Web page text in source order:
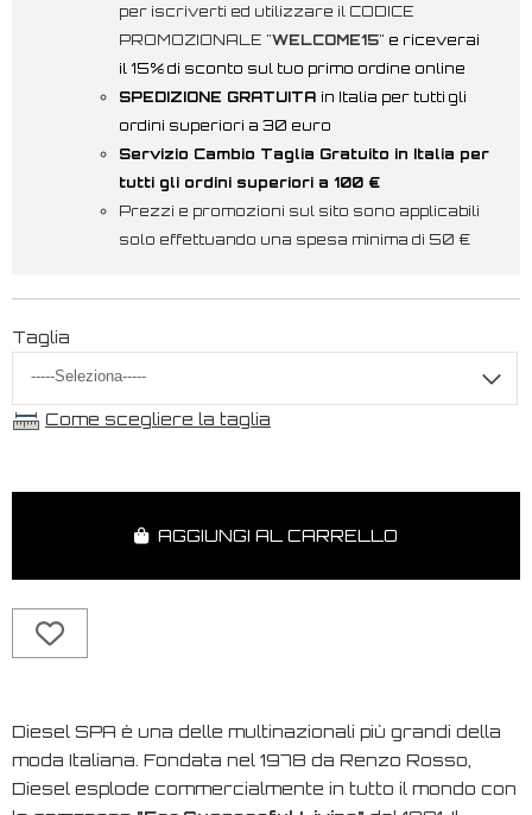
per iscriverti ed utilizzare il CODICE
PROMOZIONALE "WELCOME15" e riceverai
il 15% di sconto sul tuo primo ordine online
SPEDIZIONE GRATUITA in Italia per tutti gli
ordini superiori a 30 euro
Servizio Cambio Taglia Gratuito in Italia per
tutti gli ordini superiori a 100 €
Prezzi e promozioni sul sito sono applicabili
solo effettuando una spesa minima di 50 €
Taglia
Come scegliere la taglia
AGGIUNGI AL CARRELLO
Diesel SPA è una delle multinazionali più grandi della
moda Italiana. Fondata nel 1978 da Renzo Rosso,
Diesel esplode commercialmente in tutto il mondo con